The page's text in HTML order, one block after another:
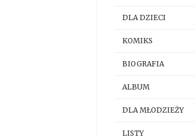
DLA DZIECI
KOMIKS
BIOGRAFIA
ALBUM
DLA MŁODZIEŻY
LISTY